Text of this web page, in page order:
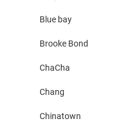
Blue bay
Brooke Bond
ChaCha
Chang
Chinatown